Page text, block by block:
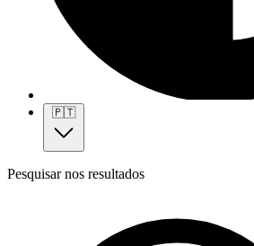
🇵🇹
Pesquisar nos resultados